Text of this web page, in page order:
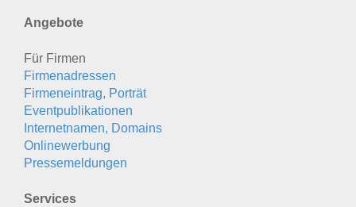
Angebote
Für Firmen
Firmenadressen
Firmeneintrag, Porträt
Eventpublikationen
Internetnamen, Domains
Onlinewerbung
Pressemeldungen
Services